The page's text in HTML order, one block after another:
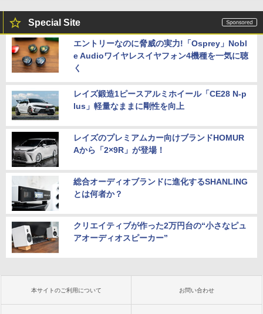
Special Site
エントリーなのに脅威の実力!「Osprey」Nobl
e Audioワイヤレスイヤフォン4機種を一気に聴
く
レイズ鍛造1ピースアルミホイール「CE28 N-p
lus」軽量なままに剛性を向上
レイズのプレミアムカー向けブランドHOMUR
Aから「2×9R」が登場！
総合オーディオブランドに進化するSHANLING
とは何者か？
クリエイティブが作った2万円台の“小さなピュ
アオーディオスピーカー”
本サイトのご利用について お問い合わせ